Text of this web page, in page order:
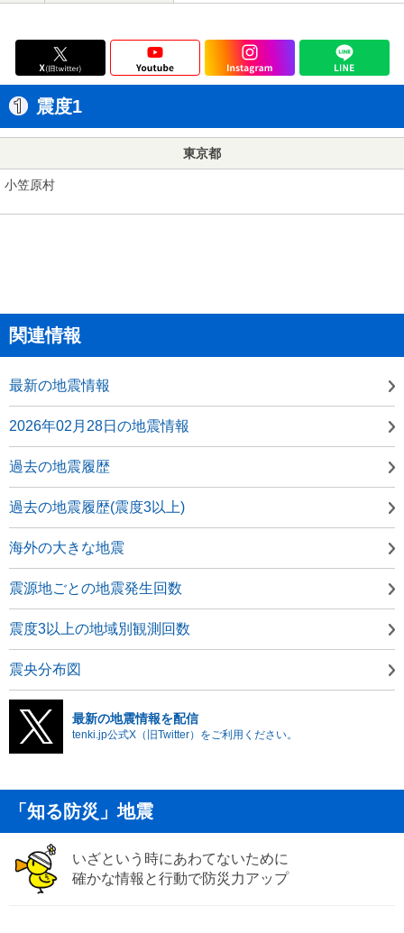
震度1
東京都
小笠原村
関連情報
最新の地震情報
2026年02月28日の地震情報
過去の地震履歴
過去の地震履歴(震度3以上)
海外の大きな地震
震源地ごとの地震発生回数
震度3以上の地域別観測回数
震央分布図
最新の地震情報を配信
tenki.jp公式X（旧Twitter）をご利用ください。
「知る防災」地震
いざという時にあわてないために
確かな情報と行動で防災力アップ